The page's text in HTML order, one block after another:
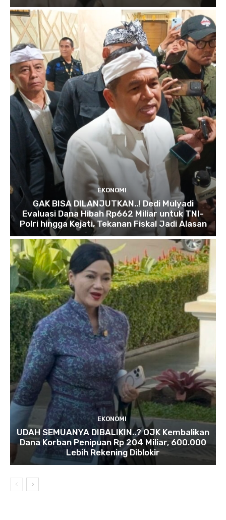
EKONOMI
GAK BISA DILANJUTKAN..! Dedi Mulyadi
Evaluasi Dana Hibah Rp662 Miliar untuk TNI-
Polri hingga Kejati, Tekanan Fiskal Jadi Alasan
EKONOMI
UDAH SEMUANYA DIBALIKIN..? OJK Kembalikan
Dana Korban Penipuan Rp 204 Miliar, 600.000
Lebih Rekening Diblokir